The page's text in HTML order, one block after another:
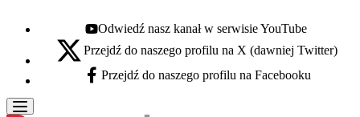
Youtube - otwiera się w nowej karcie
Odwiedź nasz kanał w serwisie YouTube
X - otwiera się w nowej karcie
Przejdź do naszego profilu na X (dawniej Twitter)
Facebook - otwiera się w nowej karcie
Przejdź do naszego profilu na Facebooku